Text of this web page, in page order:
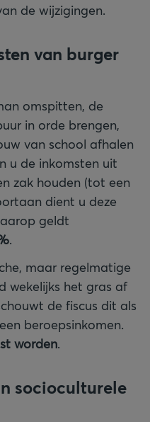
de wijzigingen.
van burger
omspitten, de
in orde brengen,
van school afhalen
u de inkomsten uit
zak houden (tot een
dient u deze
geldt
.
maar regelmatige
wekelijks het gras af
de fiscus dit als
beroepsinkomen.
worden.
socioculturele